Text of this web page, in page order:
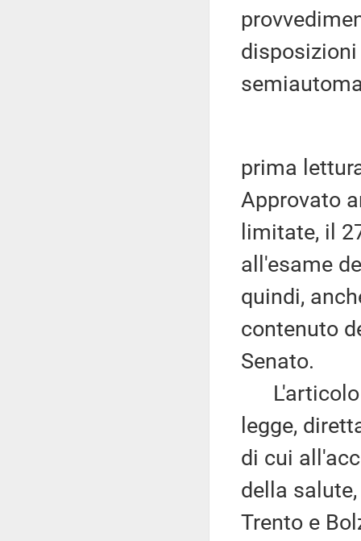
prima
Approvato
limitate, il
all'esame
quindi,
contenuto
Senato.
L'articolo
legge,
di cui
della
Trento e